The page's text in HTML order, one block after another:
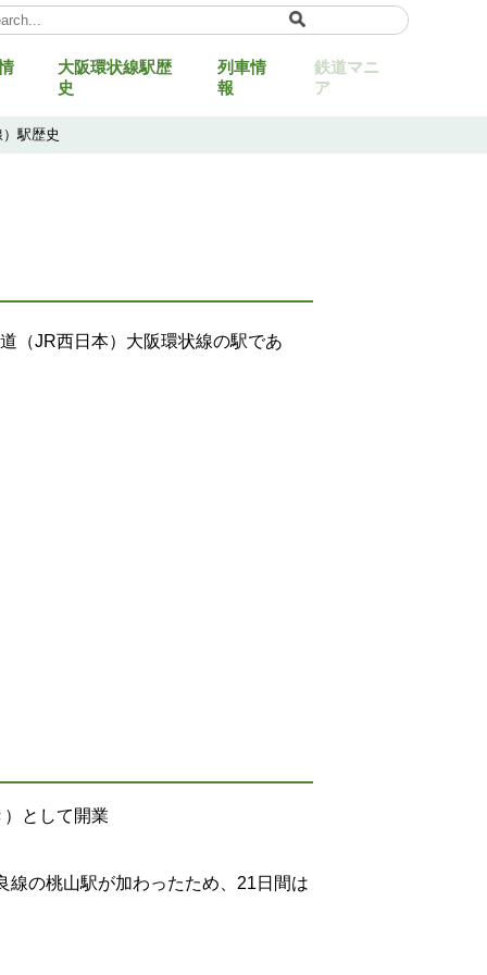
Language ▼
大阪環状線駅歴
史
列車情
報
鉄道マニ
ア
駅歴史
（JR西日本）大阪環状線の駅であ
として開業
の桃山駅が加わったため、21日間は